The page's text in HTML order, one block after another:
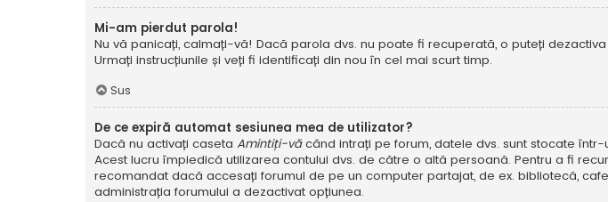
Mi-am pierdut parola!
Nu vă panicați, calmați-vă! Dacă parola dvs. nu poate fi recuperată, o puteți
Urmați instrucțiunile și veți fi identificați din nou în cel mai scurt timp.
Sus
De ce expiră automat sesiunea mea de utilizator?
Dacă nu activați caseta Amintiți-văcând intrați pe forum, datele dvs. sunt stocate
Acest lucru împiedică utilizarea contului dvs. de către o altă persoană. Pentru a fi
recomandat dacă accesați forumul de pe un computer partajat, de ex. bibliotecă,
administrația forumului a dezactivat opțiunea.